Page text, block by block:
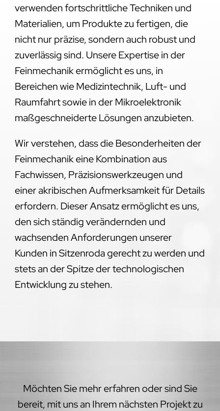
verwenden fortschrittliche Techniken und
Materialien, um Produkte zu fertigen, die
nicht nur präzise, sondern auch robust und
zuverlässig sind. Unsere Expertise in der
Feinmechanik ermöglicht es uns, in
Bereichen wie Medizintechnik, Luft- und
Raumfahrt sowie in der Mikroelektronik
maßgeschneiderte Lösungen anzubieten.
Wir verstehen, dass die Besonderheiten der
Feinmechanik eine Kombination aus
Fachwissen, Präzisionswerkzeugen und
einer akribischen Aufmerksamkeit für Details
erfordern. Dieser Ansatz ermöglicht es uns,
den sich ständig verändernden und
wachsenden Anforderungen unserer
Kunden in Sitzenroda gerecht zu werden und
stets an der Spitze der technologischen
Entwicklung zu stehen.
Möchten Sie mehr erfahren oder sind Sie
bereit, mit uns an Ihrem nächsten Projekt zu